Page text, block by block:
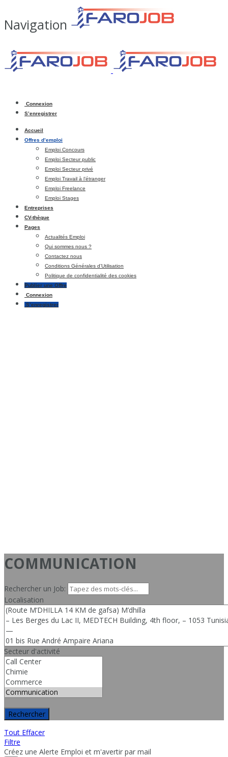
Navigation
Connexion
S’enregistrer
Accueil
Offres d’emploi
Emploi Concours
Emploi Secteur public
Emploi Secteur privé
Emploi Travail à l’étranger
Emploi Freelance
Emploi Stages
Entreprises
CV-thèque
Pages
Actualités Emploi
Qui sommes nous ?
Contactez nous
Conditions Générales d’Utilisation
Politique de confidentialité des cookies
Publier une Offre
Connexion
S’enregistrer
COMMUNICATION
Rechercher un Job:
Localisation
Secteur d'activité
Rechercher
Tout Effacer
Filtre
Créez une Alerte Emploi et m'avertir par mail